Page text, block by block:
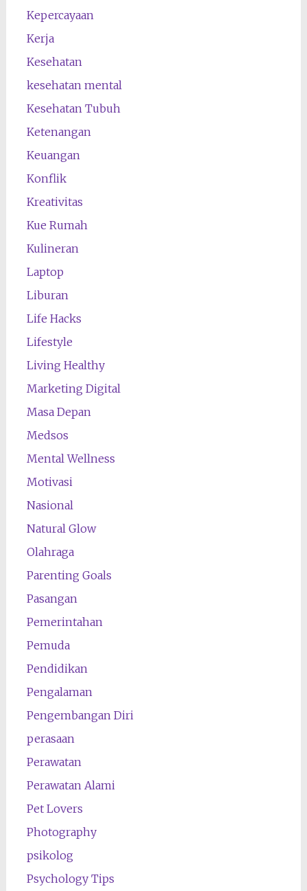
Kepercayaan
Kerja
Kesehatan
kesehatan mental
Kesehatan Tubuh
Ketenangan
Keuangan
Konflik
Kreativitas
Kue Rumah
Kulineran
Laptop
Liburan
Life Hacks
Lifestyle
Living Healthy
Marketing Digital
Masa Depan
Medsos
Mental Wellness
Motivasi
Nasional
Natural Glow
Olahraga
Parenting Goals
Pasangan
Pemerintahan
Pemuda
Pendidikan
Pengalaman
Pengembangan Diri
perasaan
Perawatan
Perawatan Alami
Pet Lovers
Photography
psikolog
Psychology Tips